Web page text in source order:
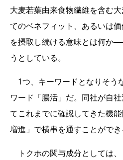
大麦若葉由来食物繊維を含む
てのベネフィット、あるいは
を摂取し続ける意味とは何か
うとしている。
1つ、キーワードとなりそう
ワード「腸活」だ。同社が自
てこれまでに確認してきた機
増進」で横串を通すことができ
トクホの関与成分としては、